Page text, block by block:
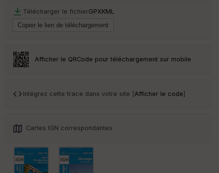
Télécharger le fichierGPXKML
Afficher le QRCode pour téléchargement sur mobile
Intégrez cette trace dans votre site [Afficher le code]
Cartes IGN correspondantes